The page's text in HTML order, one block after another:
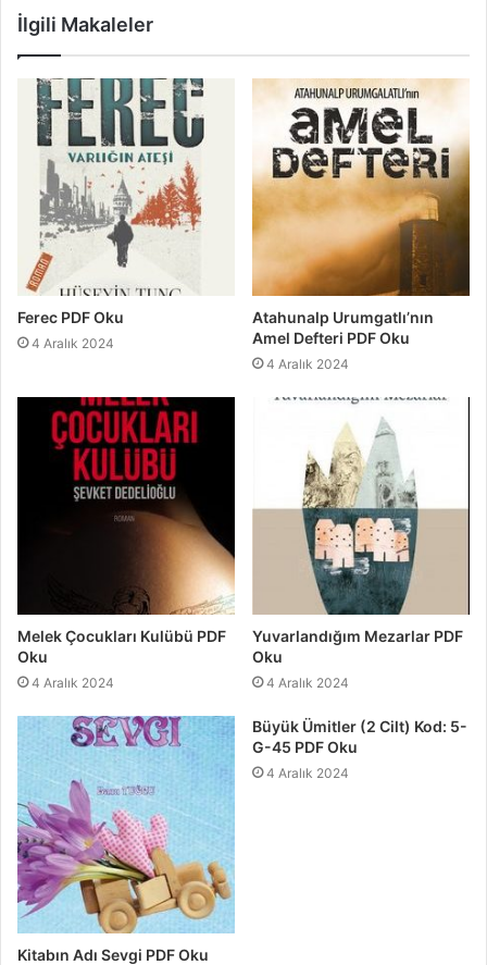
İlgili Makaleler
Ferec PDF Oku
4 Aralık 2024
Atahunalp Urumgatlı’nın
Amel Defteri PDF Oku
4 Aralık 2024
Melek Çocukları Kulübü PDF
Oku
4 Aralık 2024
Yuvarlandığım Mezarlar PDF
Oku
4 Aralık 2024
Kitabın Adı Sevgi PDF Oku
Büyük Ümitler (2 Cilt) Kod: 5-
G-45 PDF Oku
4 Aralık 2024